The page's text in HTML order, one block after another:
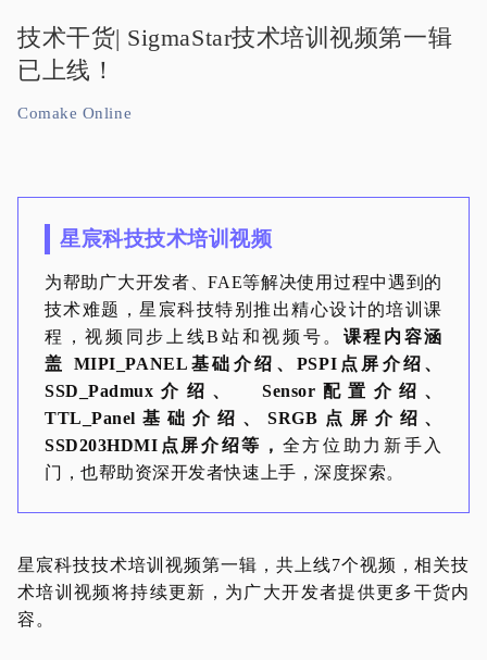
技术干货| SigmaStar技术培训视频第一辑
已上线！
Comake Online
星宸科技技术培训视频
为帮助广大开发者、FAE等解决使用过程中遇到的
技术难题，星宸科技特别推出精心设计的培训课
程，视频同步上线B站和视频号。 课程内容涵
盖 MIPI_PANEL基础介绍、PSPI点屏介绍、
SSD_Padmux介绍、 Sensor配置介绍、
TTL_Panel基础介绍、SRGB点屏介绍、
SSD203HDMI点屏介绍等， 全方位助力新手入
门，也帮助资深开发者快速上手，深度探索。
星宸科技技术培训视频第一辑，共上线7个视频，相关技
术培训视频将持续更新，为广大开发者提供更多干货内
容。